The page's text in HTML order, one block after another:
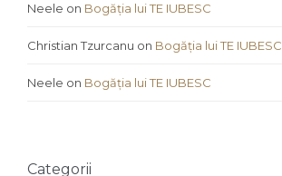
Neele on Bogăția lui TE IUBESC
Christian Tzurcanu on Bogăția lui TE IUBESC
Neele on Bogăția lui TE IUBESC
Categorii